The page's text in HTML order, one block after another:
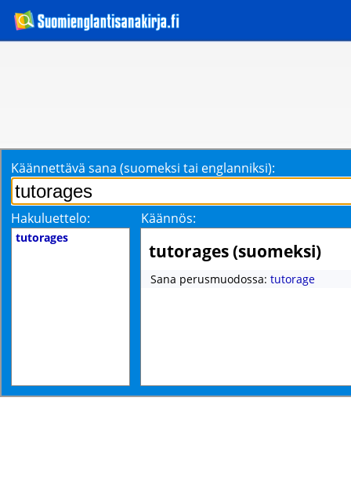
Käännettävä sana (suomeksi tai englanniksi):
Hakuluettelo: Käännös:
tutorages
tutorages (suomeksi)
Sana perusmuodossa: tutorage